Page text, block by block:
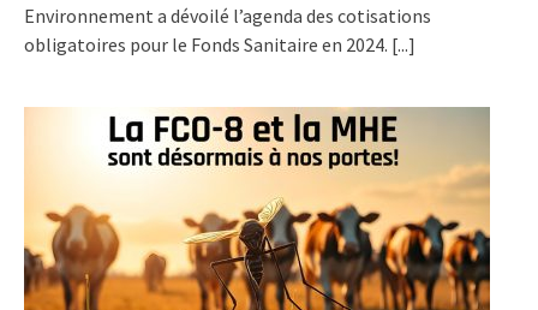
Environnement a dévoilé l’agenda des cotisations
obligatoires pour le Fonds Sanitaire en 2024. [...]